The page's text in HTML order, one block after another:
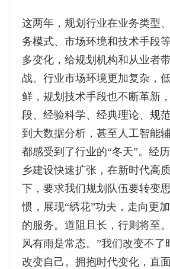
这两年，规划行业在业务类型
务模式、市场环境和技术手段
多变化，给规划机构和从业者
战。行业市场环境更加复杂，
鲜，规划技术手段也不断革新
段、经验科学、经典理论、规
到大数据分析，甚至人工智能
都感受到了行业的“冬天”。经
乡建设快速扩张，在新时代高
下，要求我们规划队伍要转变
惯，展现“绣花”功夫，走向更
的服务。道阻且长，行则将至
风有雨是常态。”我们改变不了
改变自己。拥抱时代变化，直